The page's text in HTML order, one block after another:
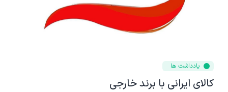
یادداشت ها
کالای ایرانی با برند خارجی